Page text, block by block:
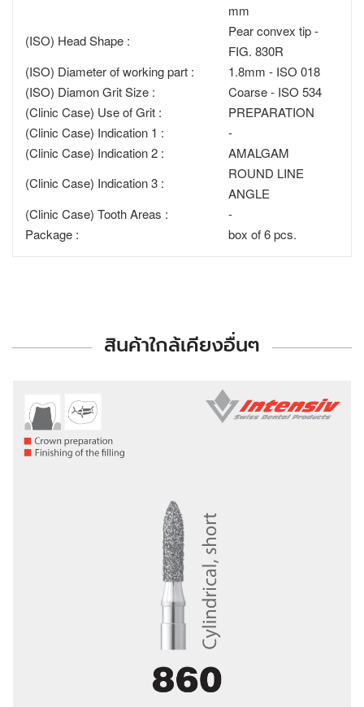
mm
(ISO) Head Shape :
Pear convex tip -
FIG. 830R
(ISO) Diameter of working part :
1.8mm - ISO 018
(ISO) Diamon Grit Size :
Coarse - ISO 534
(Clinic Case) Use of Grit :
PREPARATION
(Clinic Case) Indication 1 :
-
(Clinic Case) Indication 2 :
AMALGAM
(Clinic Case) Indication 3 :
ROUND LINE
ANGLE
(Clinic Case) Tooth Areas :
-
Package :
box of 6 pcs.
สินค้าใกล้เคียงอื่นๆ